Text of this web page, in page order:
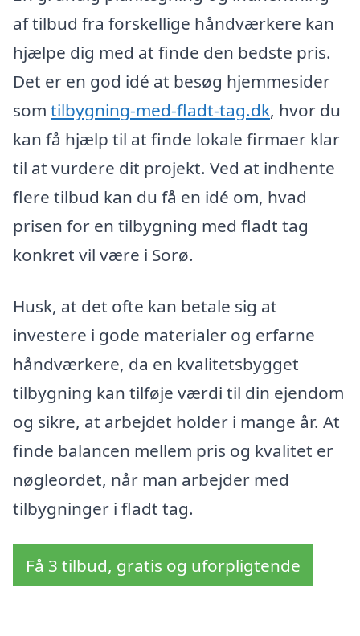
af tilbud fra forskellige håndværkere kan
hjælpe dig med at finde den bedste pris.
Det er en god idé at besøg hjemmesider
som tilbygning-med-fladt-tag.dk, hvor du
kan få hjælp til at finde lokale firmaer klar
til at vurdere dit projekt. Ved at indhente
flere tilbud kan du få en idé om, hvad
prisen for en tilbygning med fladt tag
konkret vil være i Sorø.
Husk, at det ofte kan betale sig at
investere i gode materialer og erfarne
håndværkere, da en kvalitetsbygget
tilbygning kan tilføje værdi til din ejendom
og sikre, at arbejdet holder i mange år. At
finde balancen mellem pris og kvalitet er
nøgleordet, når man arbejder med
tilbygninger i fladt tag.
Få 3 tilbud, gratis og uforpligtende